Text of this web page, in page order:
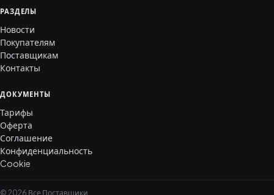
РАЗДЕЛЫ
Новости
Покупателям
Поставщикам
Контакты
ДОКУМЕНТЫ
Тарифы
Оферта
Соглашение
Конфиденциальность
Cookie
© 2026 Все Поставщики